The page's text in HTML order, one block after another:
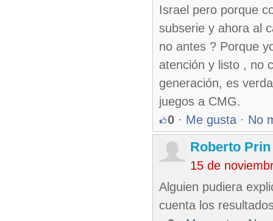
Israel pero porque
subserie y ahora al
no antes ? Porque
atención y listo , no
generación, es
juegos a CMG.
0 · Me gusta · No
Roberto Prin
15 de
Alguien pudiera
cuenta los